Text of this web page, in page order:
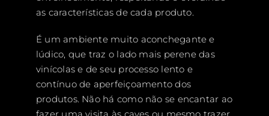
as características de cada produto.
É um ambiente muito aconchegante e
lúdico, que traz o lado mais perene das
vinícolas e de seu processo lento e
contínuo de aperfeiçoamento dos
produtos. Não há como não se encantar ao